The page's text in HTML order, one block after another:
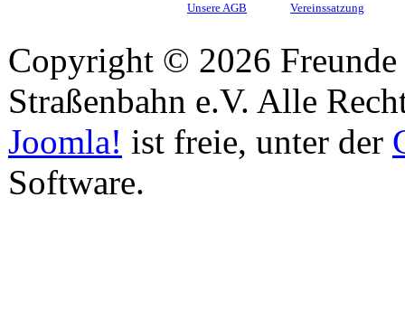
Unsere AGB Vereinssatzung
Copyright © 2026
Straßenbahn e.V. Alle
Joomla! ist freie, unter der
Software.